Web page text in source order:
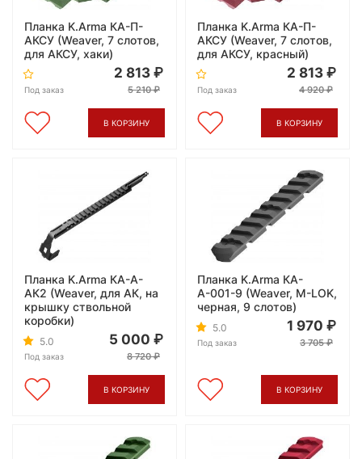
Планка K.Arma КА-П-
АКСУ (Weaver, 7 слотов,
для АКСУ, хаки)
Под заказ
2 813
5 210
В КОРЗИНУ
Планка K.Arma КА-П-
АКСУ (Weaver, 7 слотов,
для АКСУ, красный)
Под заказ
2 813
4 920
В КОРЗИНУ
Планка K.Arma КА-А-
АК2 (Weaver, для АК, на
крышку ствольной
коробки)
5.0
Под заказ
5 000
8 720
В КОРЗИНУ
Планка K.Arma КА-
А-001-9 (Weaver, M-LOK,
черная, 9 слотов)
5.0
Под заказ
1 970
3 705
В КОРЗИНУ